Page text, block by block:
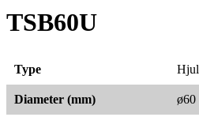
TSB60U
Type Hjul
Diameter (mm) ø60